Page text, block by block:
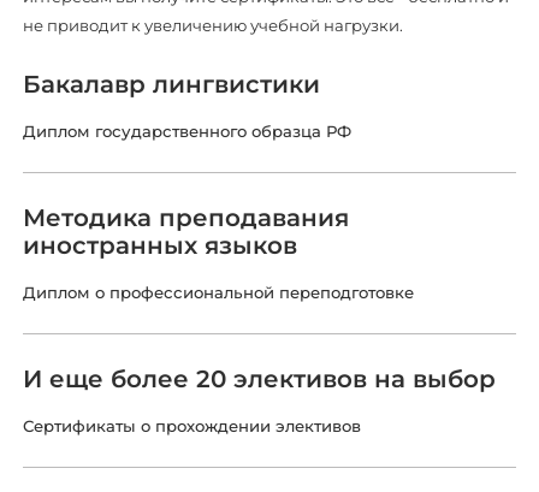
не приводит к увеличению учебной нагрузки.
Бакалавр лингвистики
Диплом государственного образца РФ
Методика преподавания
иностранных языков
Диплом о профессиональной переподготовке
И еще более 20 элективов на выбор
Сертификаты о прохождении элективов